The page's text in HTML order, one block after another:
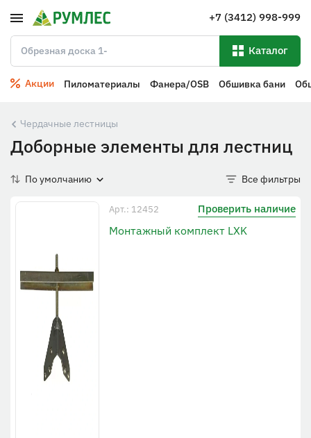
+7 (3412) 998-999
Каталог
Акции Пиломатериалы Фанера/OSB Обшивка бани
Чердачные лестницы
Доборные элементы для лестниц
По умолчанию Все фильтры
Арт.: 12452 Проверить наличие
Монтажный комплект LXK